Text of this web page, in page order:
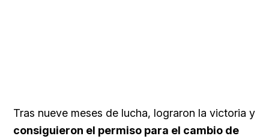
Tras nueve meses de lucha, lograron la victoria y
consiguieron el permiso para el cambio de